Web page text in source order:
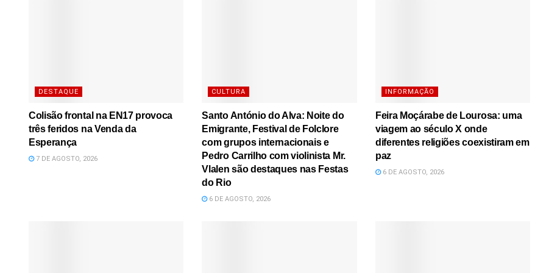
DESTAQUE
Colisão frontal na EN17 provoca
três feridos na Venda da
Esperança
7 DE AGOSTO, 2026
CULTURA
Santo António do Alva: Noite do
Emigrante, Festival de Folclore
com grupos internacionais e
Pedro Carrilho com violinista Mr.
Vlalen são destaques nas Festas
do Rio
6 DE AGOSTO, 2026
INFORMAÇÃO
Feira Moçárabe de Lourosa: uma
viagem ao século X onde
diferentes religiões coexistiram em
paz
6 DE AGOSTO, 2026